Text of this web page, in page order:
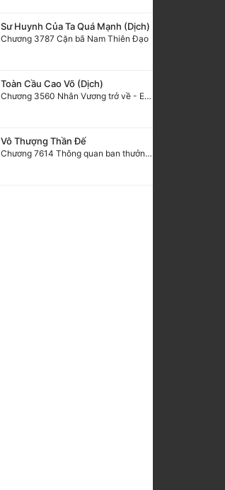
Sư Huynh Của Ta Quá Mạnh (Dịch)
Chương 3787 Cặn bã Nam Thiên Đạo
Toàn Cầu Cao Võ (Dịch)
Chương 3560 Nhân Vương trở về - END
Vô Thượng Thần Đế
Chương 7614 Thông quan ban thưởng, Ngục Hải Yên Thần Quang